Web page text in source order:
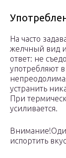
На часто
желчный вид
ответ: не
употребляют
устранить
При
усиливается.
испортить